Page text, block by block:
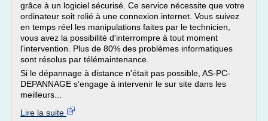
grâce à un logiciel sécurisé. Ce service nécessite que votre
ordinateur soit relié à une connexion internet. Vous suivez
en temps réel les manipulations faites par le technicien,
vous avez la possibilité d'interrompre à tout moment
l'intervention. Plus de 80% des problèmes informatiques
sont résolus par télémaintenance.
Si le dépannage à distance n'était pas possible, AS-PC-
DEPANNAGE s'engage à intervenir le sur site dans les
meilleurs...
Lire la suite